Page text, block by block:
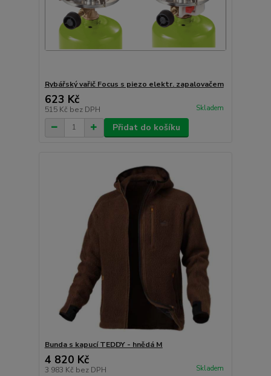
Rybářský vařič Focus s piezo elektr. zapalovačem
623 Kč
515 Kč bez DPH Skladem
Přidat do košíku
Bunda s kapucí TEDDY - hnědá M
4 820 Kč
3 983 Kč bez DPH Skladem